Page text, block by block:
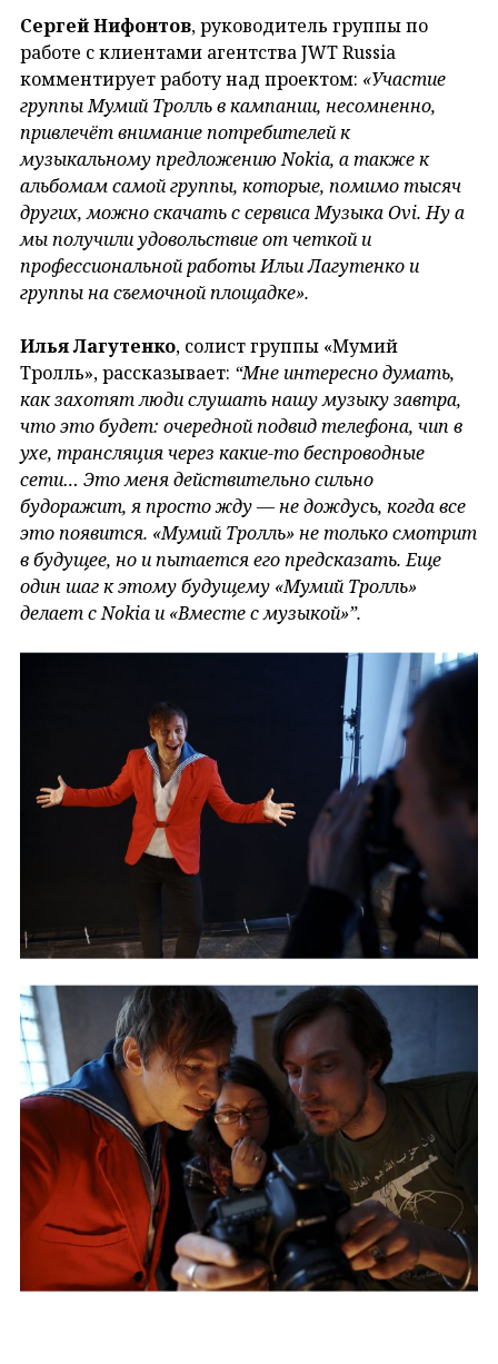
Сергей Нифонтов, руководитель группы по
работе с клиентами агентства JWT Russia
комментирует работу над проектом: «Участие
группы Мумий Тролль в кампании, несомненно,
привлечёт внимание потребителей к
музыкальному предложению Nokia, а также к
альбомам самой группы, которые, помимо тысяч
других, можно скачать с сервиса Музыка Ovi. Ну а
мы получили удовольствие от четкой и
профессиональной работы Ильи Лагутенко и
группы на съемочной площадке».
Илья Лагутенко, солист группы «Мумий
Тролль», рассказывает: “Мне интересно думать,
как захотят люди слушать нашу музыку завтра,
что это будет: очередной подвид телефона, чип в
ухе, трансляция через какие-то беспроводные
сети… Это меня действительно сильно
будоражит, я просто жду — не дождусь, когда все
это появится. «Мумий Тролль» не только смотрит
в будущее, но и пытается его предсказать. Еще
один шаг к этому будущему «Мумий Тролль»
делает с Nokia и «Вместе с музыкой»”.